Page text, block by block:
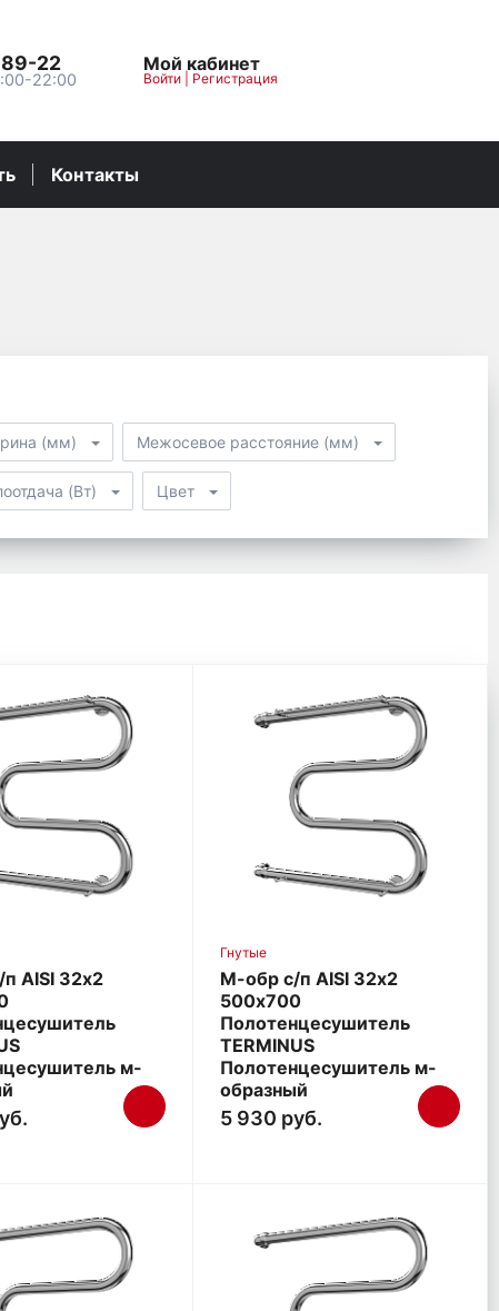
22
22:00
Мой кабинет
Войти| Регистрация
Контакты
(мм) Межосевое расстояние (мм)
(Вт) Цвет
AISI 32х2
м-
Гнутые
М-обр с/п AISI 32х2
500х700
Полотенцесушитель
TERMINUS
Полотенцесушитель м-
образный
5 930 руб.